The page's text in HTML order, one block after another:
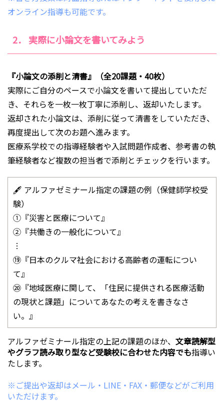
オンライン指導も可能です。
2． 実際に小論文を書いてみよう
『小論文の添削と清書』（全20課題・40枚）
実際にご自分のペースで小論文を書いて提出していただ
き、それらを一枚一枚丁寧に添削し、返却いたします。
返却された小論文は、添削に従って清書をしていただき、
再度提出して次のお題へ進みます。
医療系学校での指導経験者や入試問題作成者、参考書の執
筆経験者など複数の担当者で添削とチェックを行います。
🖋 アルファゼミナール指定の課題の例（保健師学校受
験）
①『災害と医療について』
②『共働きの一般化について』
︙
⑲『日本のクルマ社会における高齢者の運転につい
て』
⑳『地域医療に関して、「住民に提供される医療活動
の現状と課題」についてあなたの考えを書きなさ
い。』
アルファゼミナール指定の上記の課題のほか、 文章読解型
やグラフ読み取り型など受験校に合わせた内容でも指導い
たします。
※ご提出や返却はメール・LINE・FAX・郵便などがご利用
いただけます。